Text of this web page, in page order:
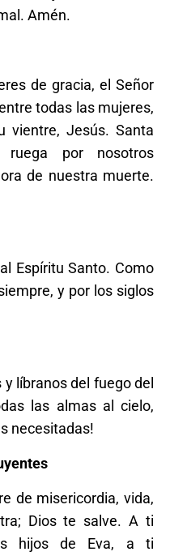
Amén.
de gracia, el Señor
todas las mujeres,
Jesús. Santa
por nosotros
de nuestra muerte.
Espíritu Santo. Como
y por los siglos
y líbranos del fuego del
las almas al cielo,
necesitadas!
de misericordia, vida,
Dios te salve. A ti
hijos de Eva, a ti